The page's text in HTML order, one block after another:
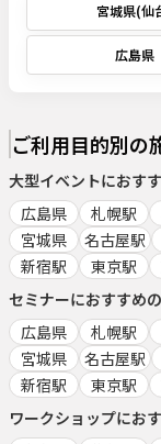
宮城県(仙
広島県
ご利用目的別の
大型イベントにおす
広島県
札幌駅
宮城県
名古屋駅
新宿駅
東京駅
セミナーにおすすめ
広島県
札幌駅
宮城県
名古屋駅
新宿駅
東京駅
ワークショップにお